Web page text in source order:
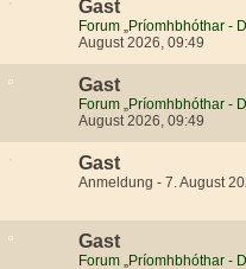
Gast
Forum „Príomhbhóthar -
August 2026, 09:49
Gast
Forum „Príomhbhóthar -
August 2026, 09:49
Gast
Anmeldung - 7. August
Gast
Forum „Príomhbhóthar -